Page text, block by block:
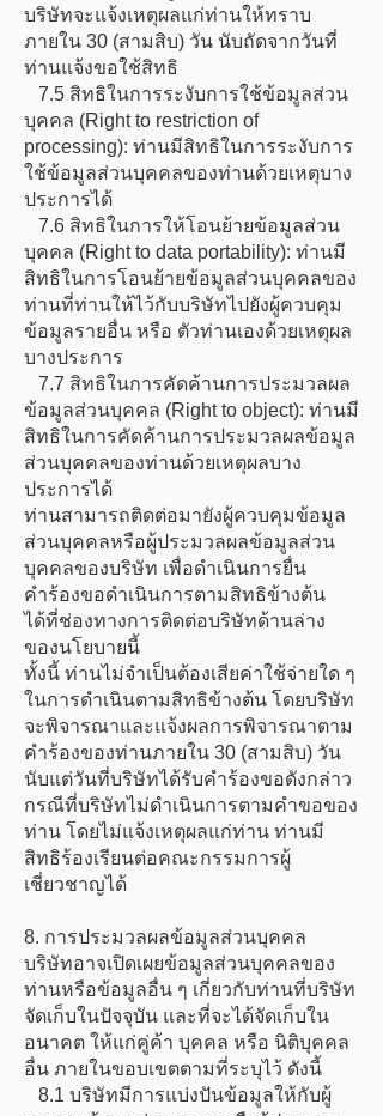
บริษัทจะแจ้งเหตุผลแก่ท่านให้ทราบ
ภายใน 30 (สามสิบ) วัน นับถัดจากวันที่
ท่านแจ้งขอใช้สิทธิ
7.5 สิทธิในการระงับการใช้ข้อมูลส่วน
บุคคล (Right to restriction of
processing): ท่านมีสิทธิในการระงับการ
ใช้ข้อมูลส่วนบุคคลของท่านด้วยเหตุบาง
ประการได้
7.6 สิทธิในการให้โอนย้ายข้อมูลส่วน
บุคคล (Right to data portability): ท่านมี
สิทธิในการโอนย้ายข้อมูลส่วนบุคคลของ
ท่านที่ท่านให้ไว้กับบริษัทไปยังผู้ควบคุม
ข้อมูลรายอื่น หรือ ตัวท่านเองด้วยเหตุผล
บางประการ
7.7 สิทธิในการคัดค้านการประมวลผล
ข้อมูลส่วนบุคคล (Right to object): ท่านมี
สิทธิในการคัดค้านการประมวลผลข้อมูล
ส่วนบุคคลของท่านด้วยเหตุผลบาง
ประการได้
ท่านสามารถติดต่อมายังผู้ควบคุมข้อมูล
ส่วนบุคคลหรือผู้ประมวลผลข้อมูลส่วน
บุคคลของบริษัท เพื่อดำเนินการยื่น
คำร้องขอดำเนินการตามสิทธิข้างต้น
ได้ที่ช่องทางการติดต่อบริษัทด้านล่าง
ของนโยบายนี้
ทั้งนี้ ท่านไม่จำเป็นต้องเสียค่าใช้จ่ายใด ๆ
ในการดำเนินตามสิทธิข้างต้น โดยบริษัท
จะพิจารณาและแจ้งผลการพิจารณาตาม
คำร้องของท่านภายใน 30 (สามสิบ) วัน
นับแต่วันที่บริษัทได้รับคำร้องขอดังกล่าว
กรณีที่บริษัทไม่ดำเนินการตามคำขอของ
ท่าน โดยไม่แจ้งเหตุผลแก่ท่าน ท่านมี
สิทธิร้องเรียนต่อคณะกรรมการผู้
เชี่ยวชาญได้
8. การประมวลผลข้อมูลส่วนบุคคล
บริษัทอาจเปิดเผยข้อมูลส่วนบุคคลของ
ท่านหรือข้อมูลอื่น ๆ เกี่ยวกับท่านที่บริษัท
จัดเก็บในปัจจุบัน และที่จะได้จัดเก็บใน
อนาคต ให้แก่คู่ค้า บุคคล หรือ นิติบุคคล
อื่น ภายในขอบเขตตามที่ระบุไว้ ดังนี้
8.1 บริษัทมีการแบ่งปันข้อมูลให้กับผู้